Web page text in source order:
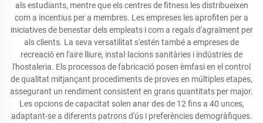
als estudiants, mentre que els centres de fitness les distribueixen
com a incentius per a membres. Les empreses les aprofiten per a
iniciatives de benestar dels empleats i com a regals d'agraïment per
als clients. La seva versatilitat s'estén també a empreses de
recreació en l'aire lliure, instal·lacions sanitàries i indústries de
l'hostaleria. Els processos de fabricació posen èmfasi en el control
de qualitat mitjançant procediments de proves en múltiples etapes,
assegurant un rendiment consistent en grans quantitats per major.
Les opcions de capacitat solen anar des de 12 fins a 40 unces,
adaptant-se a diferents patrons d'ús i preferències demogràfiques.